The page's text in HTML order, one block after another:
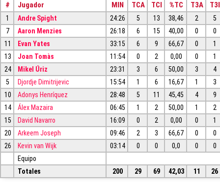
# Jugador MIN TCA TCI %TC T3A T3I
1 Andre Spight 24:26 5 13 38,46 2
5
7
Aaron Menzies 26:18 6 15 40,00 0
0
11
Evan Yates 33:15 6 9 66,67 0
1
13
Joan Tomàs 11:54 0 2 0,00 0
1
24
Mikel Úriz 23:31 3 6 50,00 3
4
5
Djordje Dimitrijevic 15:54 1 6 16,67 1
3
10
Adonys Henríquez 28:48 5 11 45,45 4
9
14
Álex Mazaira 06:45 1 2 50,00 1
2
15
David Navarro 16:09 0 2 0,00 0
1
20
Arkeem Joseph 09:46 2 3 66,67 0
0
26
Kevin van Wijk 03:14 0 0 0,0 0
0
Equipo
Totales
200 29 69 42,03 11 26